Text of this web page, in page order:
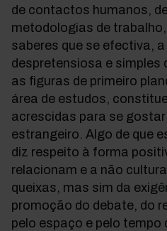
de contactos humanos,
metodologias de
saberes que se efectiva,
despretensiosa e simples
as figuras de primeiro
área de estudos,
acrescidas para se
estrangeiro. Algo de que
diz respeito à forma
relacionam e a não
queixas, mas sim da
promoção do debate, do
pelo espaço e pelo tempo